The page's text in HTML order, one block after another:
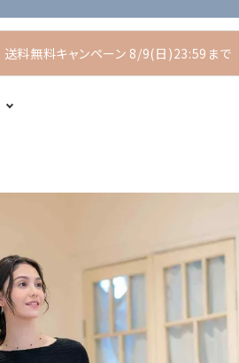
送料無料キャンペーン 8/9(日)23:59まで
シャツ・ブラウス
2026スプリングコレクション